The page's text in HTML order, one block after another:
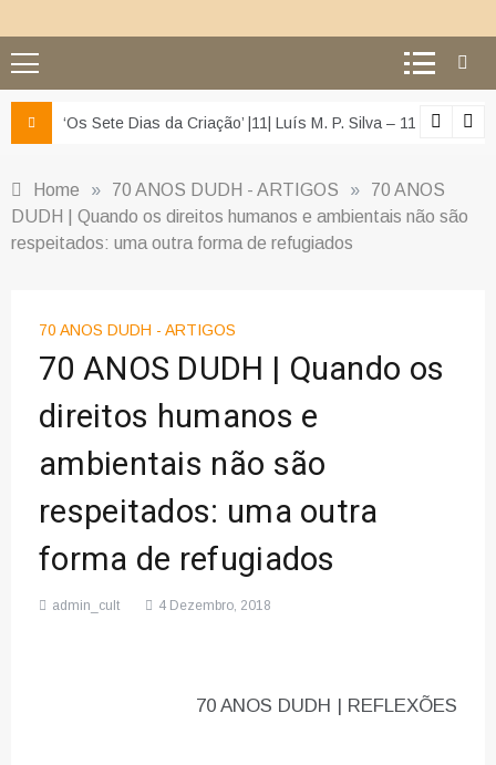
e da misericórdia’
‘Os Sete Dias da Criação’ |11| Luís M. P. Silva – 11 – O
Home » 70 ANOS DUDH - ARTIGOS »
70 ANOS
DUDH | Quando os direitos humanos e ambientais não são
respeitados: uma outra forma de refugiados
70 ANOS DUDH - ARTIGOS
70 ANOS DUDH | Quando os
direitos humanos e
ambientais não são
respeitados: uma outra
forma de refugiados
admin_cult 4 Dezembro, 2018
70 ANOS DUDH | REFLEXÕES